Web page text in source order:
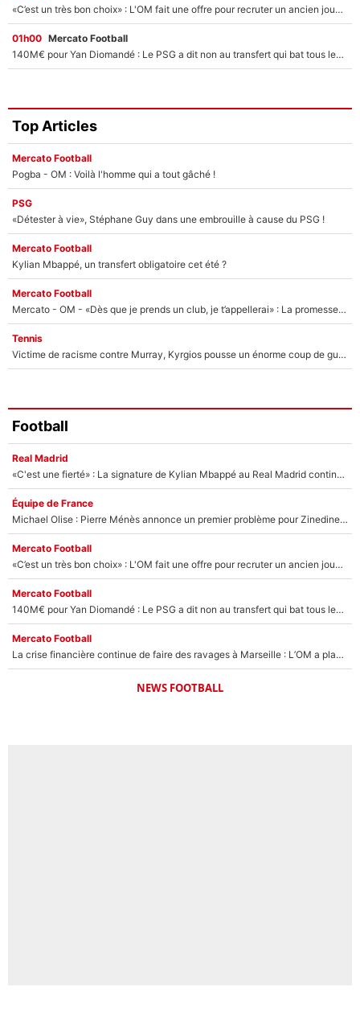
«C’est un très bon choix» : L'OM fait une offre pour recruter un ancien joueur du PSG... et c'est validé dans l'After Foot !
01h00 Mercato Football
140M€ pour Yan Diomandé : Le PSG a dit non au transfert qui bat tous les records sur le mercato
Top Articles
Mercato Football
Pogba - OM : Voilà l'homme qui a tout gâché !
PSG
«Détester à vie», Stéphane Guy dans une embrouille à cause du PSG !
Mercato Football
Kylian Mbappé, un transfert obligatoire cet été ?
Mercato Football
Mercato - OM - «Dès que je prends un club, je t’appellerai» : La promesse de Marcelino au moment de claquer la porte
Tennis
Victime de racisme contre Murray, Kyrgios pousse un énorme coup de gueule !
Football
Real Madrid
«C'est une fierté» : La signature de Kylian Mbappé au Real Madrid continue de régaler l'Espagne
Équipe de France
Michael Olise : Pierre Ménès annonce un premier problème pour Zinedine Zidane en équipe de France
Mercato Football
«C’est un très bon choix» : L'OM fait une offre pour recruter un ancien joueur du PSG... et c'est validé dans l'After Foot !
Mercato Football
140M€ pour Yan Diomandé : Le PSG a dit non au transfert qui bat tous les records sur le mercato
Mercato Football
La crise financière continue de faire des ravages à Marseille : L’OM a placé 12 joueurs sur le marché des transferts… et ça pourrait lui rapporter près de 100M€ !
NEWS FOOTBALL